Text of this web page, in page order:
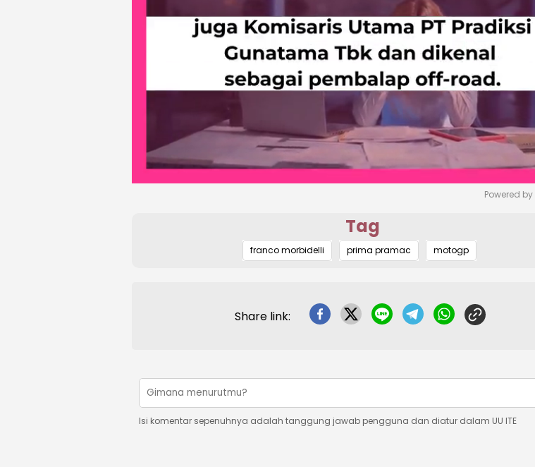
Powered by
Tag
franco morbidelli prima pramac motogp
Share link:
Isi komentar sepenuhnya adalah tanggung jawab pengguna dan diatur dalam UU ITE